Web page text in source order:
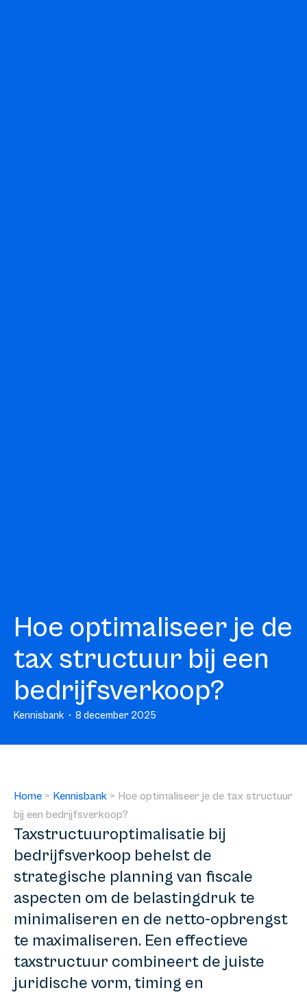
Hoe optimaliseer je de
tax structuur bij een
bedrijfsverkoop?
Kennisbank 8 december 2025
Home > Kennisbank > Hoe optimaliseer je de tax structuur
bij een bedrijfsverkoop?
Taxstructuuroptimalisatie bij
bedrijfsverkoop behelst de
strategische planning van fiscale
aspecten om de belastingdruk te
minimaliseren en de netto-opbrengst
te maximaliseren. Een effectieve
taxstructuur combineert de juiste
juridische vorm, timing en